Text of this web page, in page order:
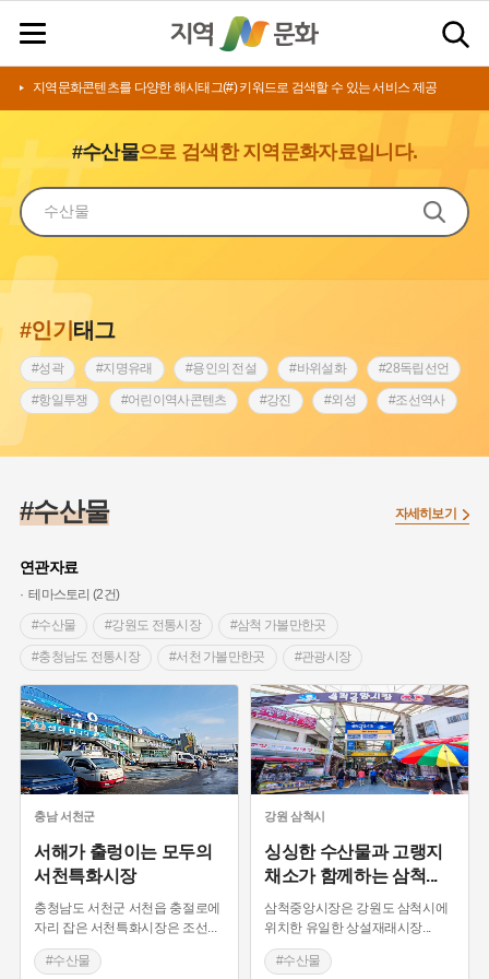
지역문화콘텐츠를 다양한 해시태그(#) 키워드로 검색할 수 있는 서비스 제공
#수산물으로 검색한 지역문화자료입니다.
#인기태그
#성곽 #지명유래 #용인의 전설 #바위설화 #28독립선언
#항일투쟁 #어린이역사콘텐츠 #강진 #외성 #조선역사
#동의보감
#문화유산
#황해도 #용인
#바보온달 #대한애국부인회 #염전 #지명
#독립운동가 #대한민국임시정부 #영산강 #내성
#내시 #갯벌 #부산 #전설 #의병활동
#온라인 생활사박물관 #여성독립운동가 #김마리아 #인천
#나주 #장군 #왕건 #영산포 #지역의 오래된 가게
#강동구 #산성 #생활용품 #목민관 #3.1운동
#먼우금 #아차산성
#상서리 오재호 #전라남도 지명유래 #애민 #임시의정원
#조선시대 문신 #여성 독립운동가
#수산물
연관자료
테마스토리 (2건)
#수산물
#강원도 전통시장 #삼척 가볼만한곳
#충청남도 전통시장 #서천 가볼만한곳 #관광시장
#도매시장 #서울 전통시장 #수산시장
자세히보기
충남서천군
서해가 출렁이는 모두의
서천특화시장
충청남도 서천군 서천읍 충절로에
자리 잡은 서천특화시장은 조선
#수산물
강원 삼척시
싱싱한 수산물과 고랭지
채소가 함께하는 삼척...
삼척중앙시장은 강원도 삼척시에
위치한 유일한 상설재래시장
#수산물